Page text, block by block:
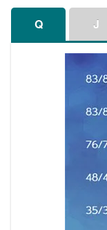
Q J